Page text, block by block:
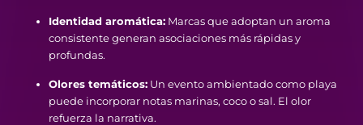
Identidad aromática: Marcas que adoptan un aroma
consistente generan asociaciones más rápidas y
profundas.
Olores temáticos: Un evento ambientado como playa
puede incorporar notas marinas, coco o sal. El olor
refuerza la narrativa.